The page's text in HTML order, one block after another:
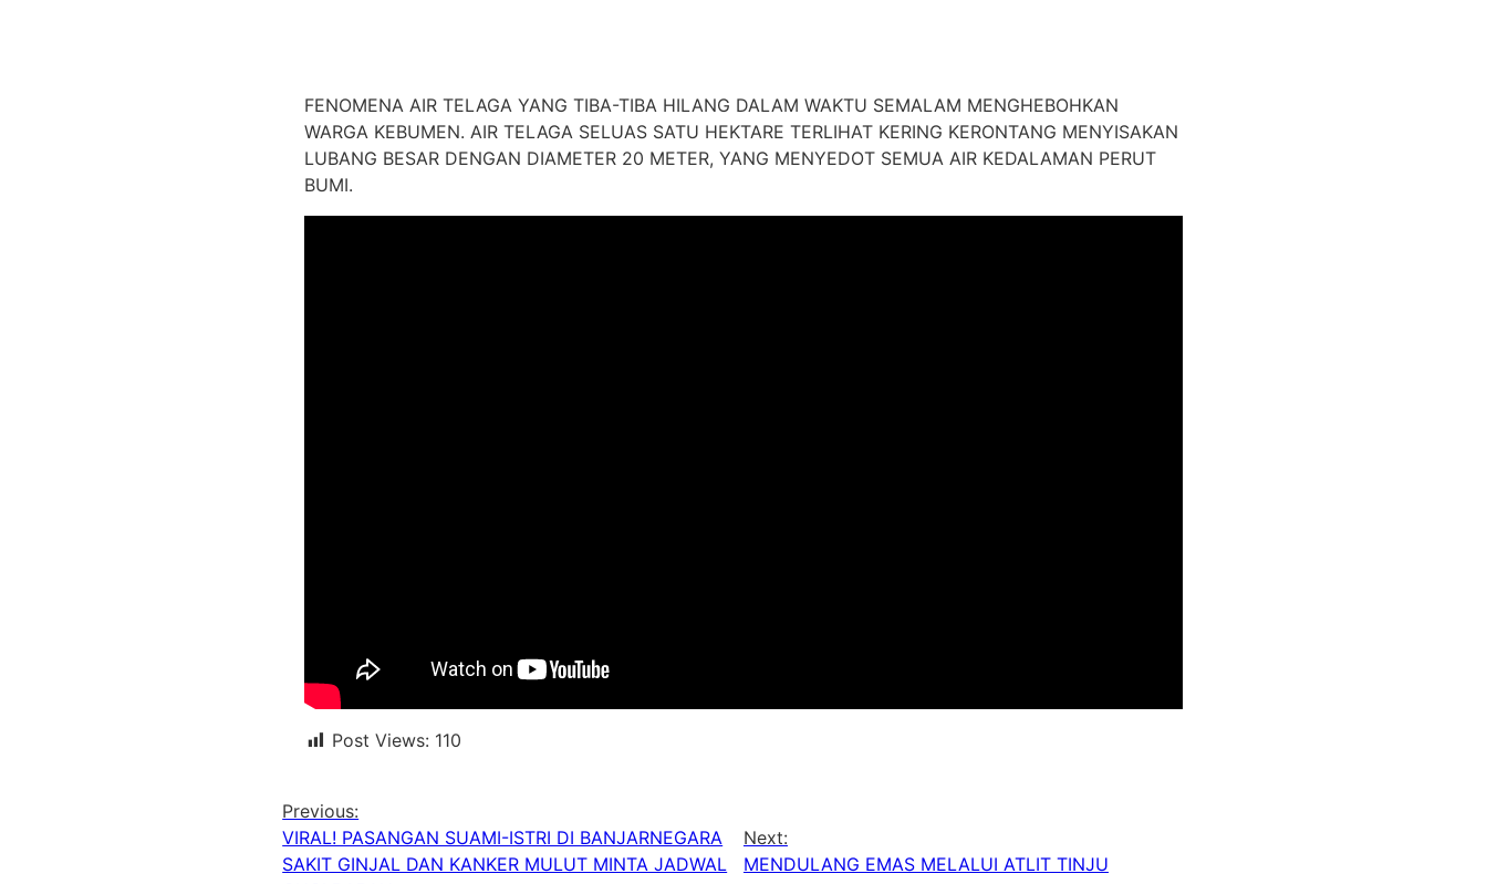
FENOMENA AIR TELAGA YANG TIBA-TIBA HILANG DALAM WAKTU SEMALAM MENGHEBOHKAN
WARGA KEBUMEN. AIR TELAGA SELUAS SATU HEKTARE TERLIHAT KERING KERONTANG MENYISAKAN
LUBANG BESAR DENGAN DIAMETER 20 METER, YANG MENYEDOT SEMUA AIR KEDALAMAN PERUT
BUMI.
Post Views: 110
Previous:
VIRAL! PASANGAN SUAMI-ISTRI DI BANJARNEGARA
SAKIT GINJAL DAN KANKER MULUT MINTA JADWAL
Next:
MENDULANG EMAS MELALUI ATLIT TINJU